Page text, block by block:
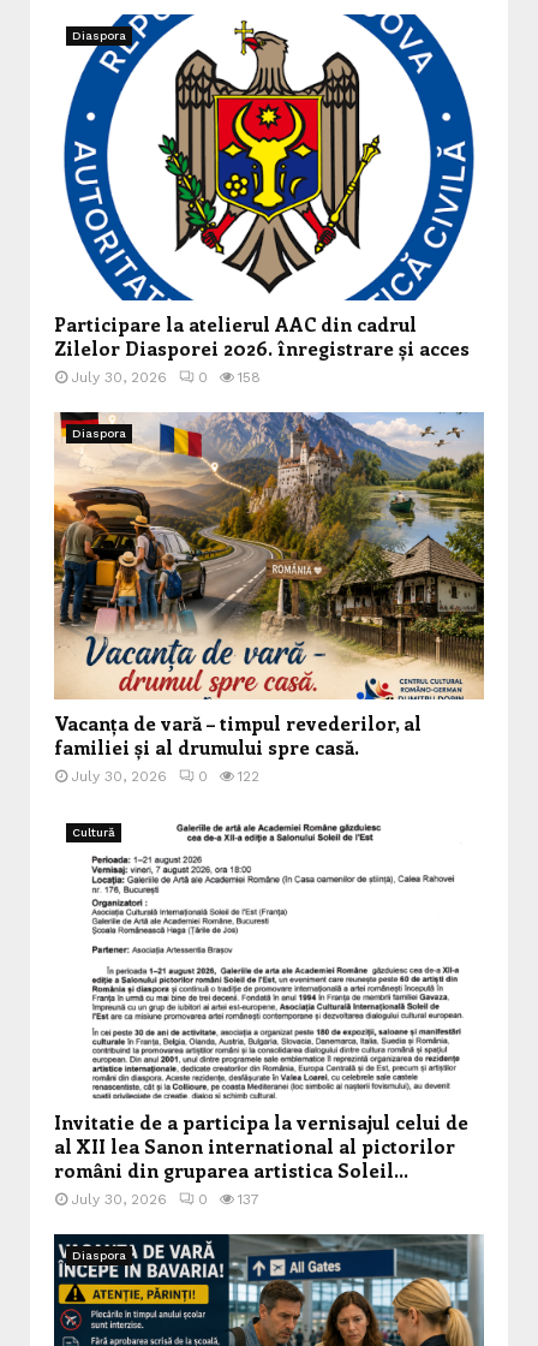
Diaspora
Participare la atelierul AAC din cadrul
Zilelor Diasporei 2026. înregistrare și acces
July 30, 2026 0 158
Diaspora
Vacanța de vară – timpul revederilor, al
familiei și al drumului spre casă.
July 30, 2026 0 122
Cultură
Invitatie de a participa la vernisajul celui de
al XII lea Sanon international al pictorilor
români din gruparea artistica Soleil...
July 30, 2026 0 137
Diaspora